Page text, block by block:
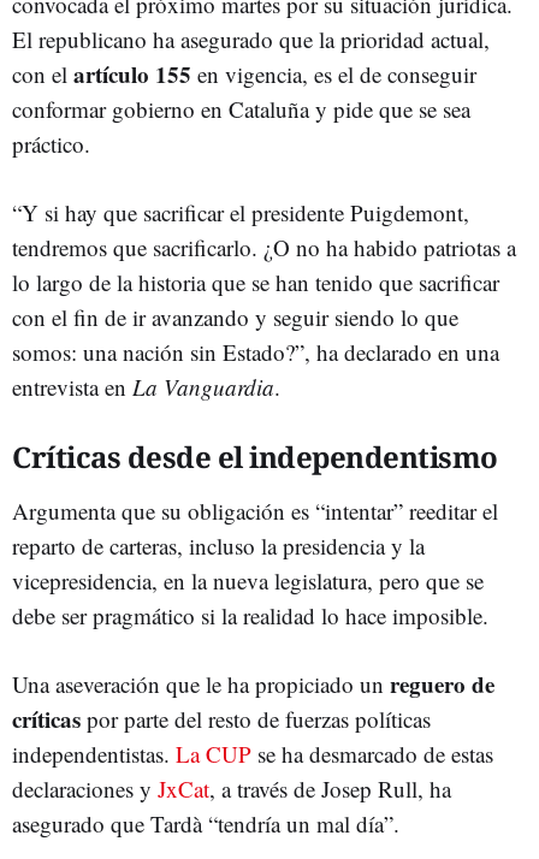
El republicano ha asegurado que la prioridad actual,
con el artículo 155 en vigencia, es el de conseguir
conformar gobierno en Cataluña y pide que se sea
práctico.
“Y si hay que sacrificar el presidente Puigdemont,
tendremos que sacrificarlo. ¿O no ha habido patriotas a
lo largo de la historia que se han tenido que sacrificar
con el fin de ir avanzando y seguir siendo lo que
somos: una nación sin Estado?”, ha declarado en una
entrevista en La Vanguardia.
Críticas desde el independentismo
Argumenta que su obligación es “intentar” reeditar el
reparto de carteras, incluso la presidencia y la
vicepresidencia, en la nueva legislatura, pero que se
debe ser pragmático si la realidad lo hace imposible.
Una aseveración que le ha propiciado un reguero de
críticas por parte del resto de fuerzas políticas
independentistas. La CUP se ha desmarcado de estas
declaraciones y JxCat, a través de Josep Rull, ha
asegurado que Tardà “tendría un mal día”.